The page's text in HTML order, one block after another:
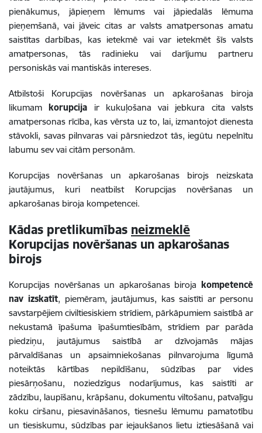
pienākumus, jāpieņem lēmums vai jāpiedalās lēmuma
pieņemšanā, vai jāveic citas ar valsts amatpersonas amatu
saistītas darbības, kas ietekmē vai var ietekmēt šīs valsts
amatpersonas, tās radinieku vai darījumu partneru
personiskās vai mantiskās intereses.
Atbilstoši Korupcijas novēršanas un apkarošanas biroja
likumamkorupcija ir kukuļošana vai jebkura cita valsts
amatpersonas rīcība, kas vērsta uz to, lai, izmantojot dienesta
stāvokli, savas pilnvaras vai pārsniedzot tās, iegūtu nepelnītu
labumu sev vai citām personām.
Korupcijas novēršanas un apkarošanas birojs neizskata
jautājumus, kuri neatbilst Korupcijas novēršanas un
apkarošanas biroja kompetencei.
Kādas pretlikumības neizmeklē
Korupcijas novēršanas un apkarošanas
birojs
Korupcijas novēršanas un apkarošanas biroja kompetencē
nav izskatīt, piemēram, jautājumus, kas saistīti ar personu
savstarpējiem civiltiesiskiem strīdiem, pārkāpumiem saistībā ar
nekustamā īpašuma īpašumtiesībām, strīdiem par parāda
piedziņu, jautājumus saistībā ar dzīvojamās mājas
pārvaldīšanas un apsaimniekošanas pilnvarojuma līgumā
noteiktās kārtības nepildīšanu, sūdzības par vides
piesārņošanu, noziedzīgus nodarījumus, kas saistīti ar
zādzību, laupīšanu, krāpšanu, dokumentu viltošanu, patvaļīgu
koku ciršanu, piesavināšanos, tiesnešu lēmumu pamatotību
un tiesiskumu, sūdzības par iejaukšanos lietu iztiesāšanā vai